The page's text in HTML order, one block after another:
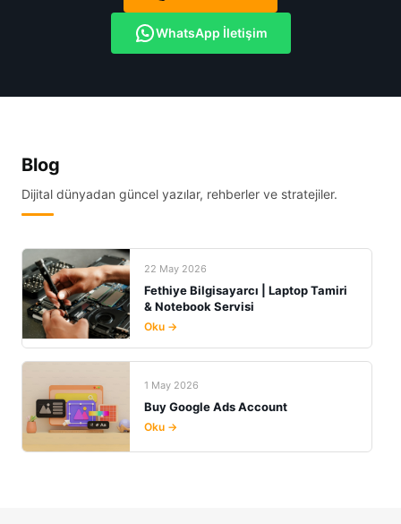
WhatsApp İletişim
Blog
Dijital dünyadan güncel yazılar, rehberler ve stratejiler.
22 May 2026
Fethiye Bilgisayarcı | Laptop Tamiri
& Notebook Servisi
Oku →
1 May 2026
Buy Google Ads Account
Oku →